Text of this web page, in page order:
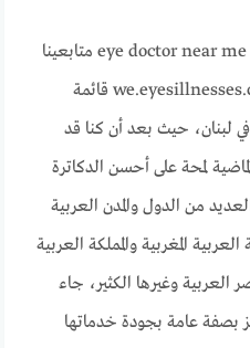
إليكم أفضل أطباء العيون في لبنان eye doctor near me متابعينا
الأعزاء على موقعنا الإلكتروني we.eyesillnesses.com قائمة
لبنان، حيث بعد أن كنا قد
لمحة على أحسن الدكاترة
من الدول والمدن العربية
المغربية والمملكة العربية
وغيرها الكثير، جاء
بصفة عامة بجودة خدماتها